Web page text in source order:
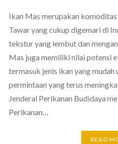
Ikan Mas merupakan
Tawar yang cukup digemari di
tekstur yang lembut dan
Mas juga memiliki nilai potensi
termasuk jenis ikan yang
permintaan yang terus
Jenderal Perikanan Budidaya
Perikanan…
READ